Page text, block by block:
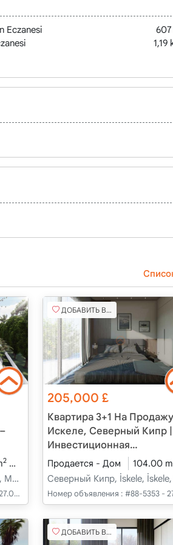
Eczanesi
1,19
Доставка
2-й этаж
2 В разработке 2026 -
Северный Кипр, İskele, İskele, Merkez - Merkez
ДОБАВИТЬ В ИЗБРАННОЕ
205,000£
Квартира 3+1 На
Искеле, Северный Кипр |
Инвестиционная
Возможность И Вид На
Природу
Продается - Дом 104.00 m
Номер объявления : #88-5353 -
ДОБАВИТЬ В ИЗБРАННОЕ